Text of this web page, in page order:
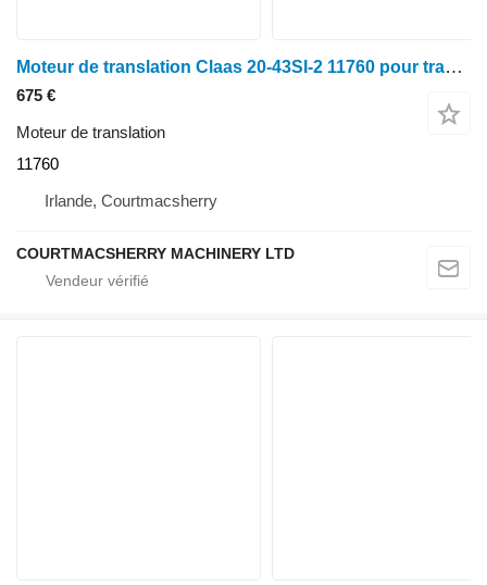
Moteur de translation Claas 20-43SI-2 11760 pour tracteur à roues
675 €
Moteur de translation
11760
Irlande, Courtmacsherry
COURTMACSHERRY MACHINERY LTD